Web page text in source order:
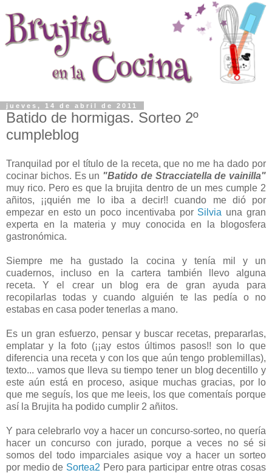
jueves, 14 de abril de 2011
Batido de hormigas. Sorteo 2º
cumpleblog
Tranquilad por el título de la receta, que no me ha dado por
cocinar bichos. Es un "Batido de Stracciatella de vainilla"
muy rico. Pero es que la brujita dentro de un mes cumple 2
añitos, ¡¡quién me lo iba a decir!! cuando me dió por
empezar en esto un poco incentivaba por Silvia una gran
experta en la materia y muy conocida en la blogosfera
gastronómica.
Siempre me ha gustado la cocina y tenía mil y un
cuadernos, incluso en la cartera también llevo alguna
receta. Y el crear un blog era de gran ayuda para
recopilarlas todas y cuando alguién te las pedía o no
estabas en casa poder tenerlas a mano.
Es un gran esfuerzo, pensar y buscar recetas, prepararlas,
emplatar y la foto (¡¡ay estos últimos pasos!! son lo que
diferencia una receta y con los que aún tengo problemillas),
texto... vamos que lleva su tiempo tener un blog decentillo y
este aún está en proceso, asique muchas gracias, por lo
que me seguís, los que me leeis, los que comentaís porque
así la Brujita ha podido cumplir 2 añitos.
Y para celebrarlo voy a hacer un concurso-sorteo, no quería
hacer un concurso con jurado, porque a veces no sé si
somos del todo imparciales asique voy a hacer un sorteo
por medio de Sortea2 Pero para participar entre otras cosas